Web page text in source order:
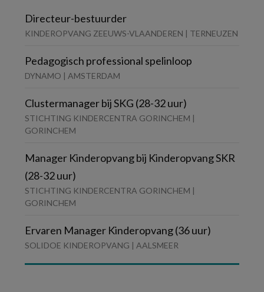
Directeur-bestuurder
KINDEROPVANG ZEEUWS-VLAANDEREN | TERNEUZEN
Pedagogisch professional spelinloop
DYNAMO | AMSTERDAM
Clustermanager bij SKG (28-32 uur)
STICHTING KINDERCENTRA GORINCHEM |
GORINCHEM
Manager Kinderopvang bij Kinderopvang SKR
(28-32 uur)
STICHTING KINDERCENTRA GORINCHEM |
GORINCHEM
Ervaren Manager Kinderopvang (36 uur)
SOLIDOE KINDEROPVANG | AALSMEER